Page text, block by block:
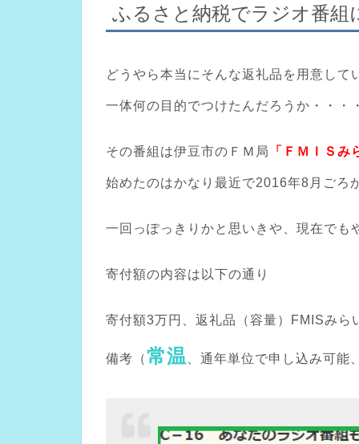
ふるさと納税でラジオ番組
どうやら本当にそんな返礼品を用意し
一体何の目的でつけたんだろうか・・・
その番組は伊豆市のＦＭ局 「ＦＭＩＳ
始めたのはかなり最近で2016年8月ごろ
一回っぽっきりかと思いきや、現在でも
寄付額の内容は以下の通り
寄付額3万円、返礼品（容量）FMISみ
備考（常温 、通年単位で申し込み可能